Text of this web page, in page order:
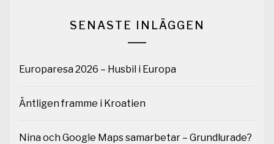
SENASTE INLÄGGEN
Europaresa 2026 – Husbil i Europa
Äntligen framme i Kroatien
Nina och Google Maps samarbetar – Grundlurade?